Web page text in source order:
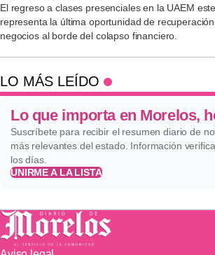
El regreso a clases presenciales en la UAEM
representa la última oportunidad de
negocios al borde del colapso financiero.
LO MÁS LEÍDO
Lo que importa en Morelos,
Suscríbete para recibir el resumen diario de
más relevantes del estado. Información
los días.
UNIRME A LA LISTA